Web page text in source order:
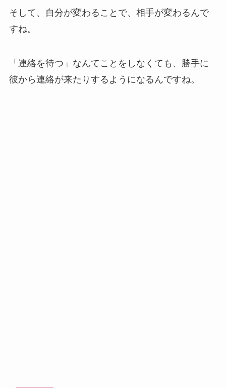
そして、自分が変わることで、相手が変わるんで
すね。
「連絡を待つ」なんてことをしなくても、勝手に
彼から連絡が来たりするようになるんですね。